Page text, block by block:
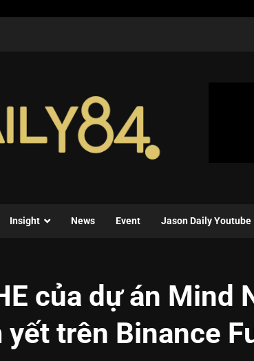
Insight News Event Jason Daily Youtube
của dự án Mind
trên Binance